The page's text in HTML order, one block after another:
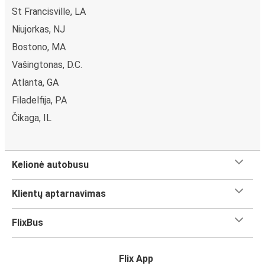
St Francisville, LA
Niujorkas, NJ
Bostono, MA
Vašingtonas, D.C.
Atlanta, GA
Filadelfija, PA
Čikaga, IL
Kelionė autobusu
Klientų aptarnavimas
FlixBus
Flix App